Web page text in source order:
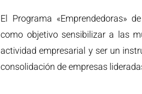
El Programa «Emprendedoras»
como objetivo sensibilizar a las
actividad empresarial y ser un
consolidación de empresas